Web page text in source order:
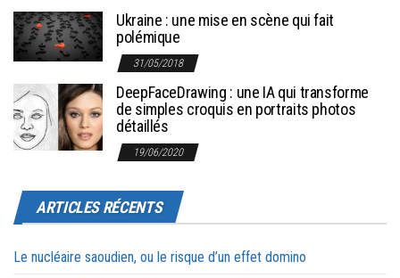
Ukraine : une mise en scène qui fait
polémique
31/05/2018
DeepFaceDrawing : une IA qui transforme
de simples croquis en portraits photos
détaillés
19/06/2020
ARTICLES RÉCENTS
Le nucléaire saoudien, ou le risque d’un effet domino